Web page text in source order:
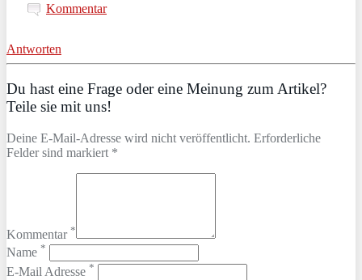
Kommentar
Antworten
Du hast eine Frage oder eine Meinung zum Artikel?
Teile sie mit uns!
Deine E-Mail-Adresse wird nicht veröffentlicht. Erforderliche
Felder sind markiert *
Kommentar *
Name *
E-Mail Adresse *